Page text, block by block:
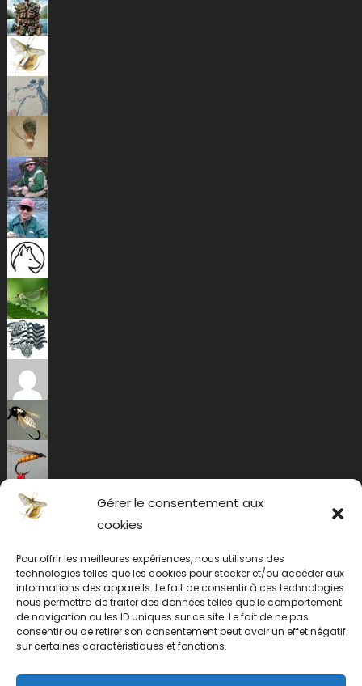
Gérer le consentement aux
cookies
Pour offrir les meilleures expériences, nous utilisons des
technologies telles que les cookies pour stocker et/ou accéder aux
informations des appareils. Le fait de consentir à ces technologies
nous permettra de traiter des données telles que le comportement
de navigation ou les ID uniques sur ce site. Le fait de ne pas
consentir ou de retirer son consentement peut avoir un effet négatif
sur certaines caractéristiques et fonctions.